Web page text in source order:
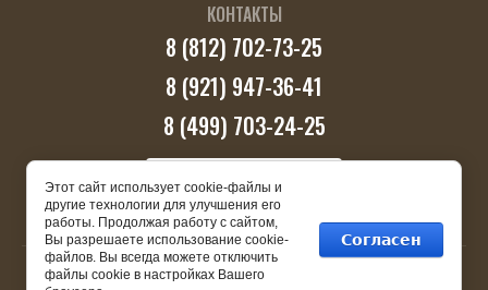
КОНТАКТЫ
8 (812) 702-73-25
8 (921) 947-36-41
8 (499) 703-24-25
ПЕРЕЗВОНИТЕ МНЕ
Copyright © 2025
Этот сайт использует cookie-файлы и
другие технологии для улучшения его
работы. Продолжая работу с сайтом,
Вы разрешаете использование cookie-
файлов. Вы всегда можете отключить
файлы cookie в настройках Вашего
Согласен